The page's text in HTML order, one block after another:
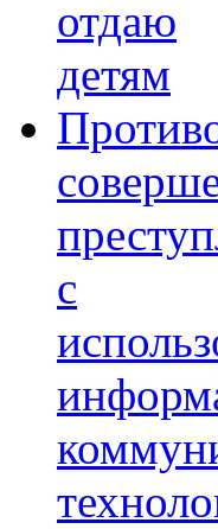
отдаю
детям
с